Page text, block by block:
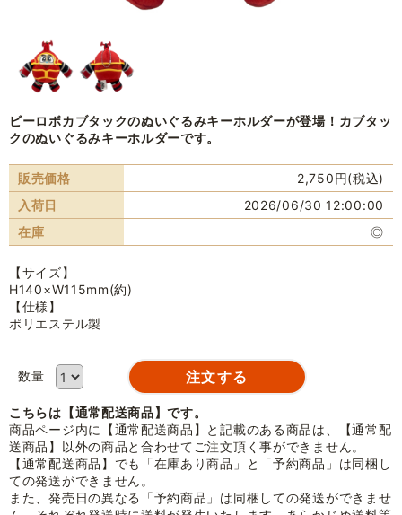
ビーロボカブタックのぬいぐるみキーホルダーが登場！カブタッ
クのぬいぐるみキーホルダーです。
販売価格
2,750円(税込)
入荷日
2026/06/30 12:00:00
在庫
◎
【サイズ】
H140×W115mm(約)
【仕様】
ポリエステル製
数量
こちらは【通常配送商品】です。
商品ページ内に【通常配送商品】と記載のある商品は、【通常配
送商品】以外の商品と合わせてご注文頂く事ができません。
【通常配送商品】でも「在庫あり商品」と「予約商品」は同梱し
ての発送ができません。
また、発売日の異なる「予約商品」は同梱しての発送ができませ